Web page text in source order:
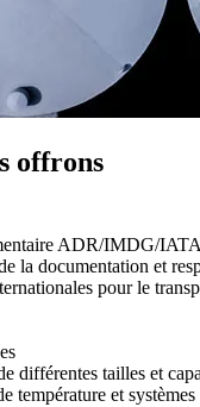
offrons
ADR/IMDG/IATA
la documentation et
pour le
différentes tailles et
température et